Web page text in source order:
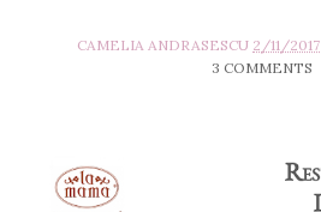
CAMELIA ANDRASESCU 2/11/2017
3 COMMENTS